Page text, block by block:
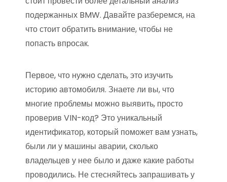
подержанных BMW. Давайте разберемся, на
что стоит обратить внимание, чтобы не
попасть впросак.
Первое, что нужно сделать, это изучить
историю автомобиля. Знаете ли вы, что
многие проблемы можно выявить, просто
проверив VIN-код? Это уникальный
идентификатор, который поможет вам узнать,
были ли у машины аварии, сколько
владельцев у нее было и даже какие работы
проводились. Не стесняйтесь запрашивать у